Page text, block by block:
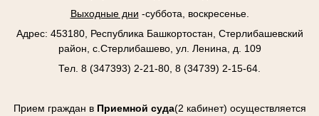
Выходные дни -суббота, воскресенье.
Адрес: 453180, Республика Башкортостан, Стерлибашевский
район, с.Стерлибашево, ул. Ленина, д. 109
Тел. 8 (347393) 2-21-80, 8 (34739) 2-15-64.
Прием граждан в Приемной суда(2 кабинет) осуществляется